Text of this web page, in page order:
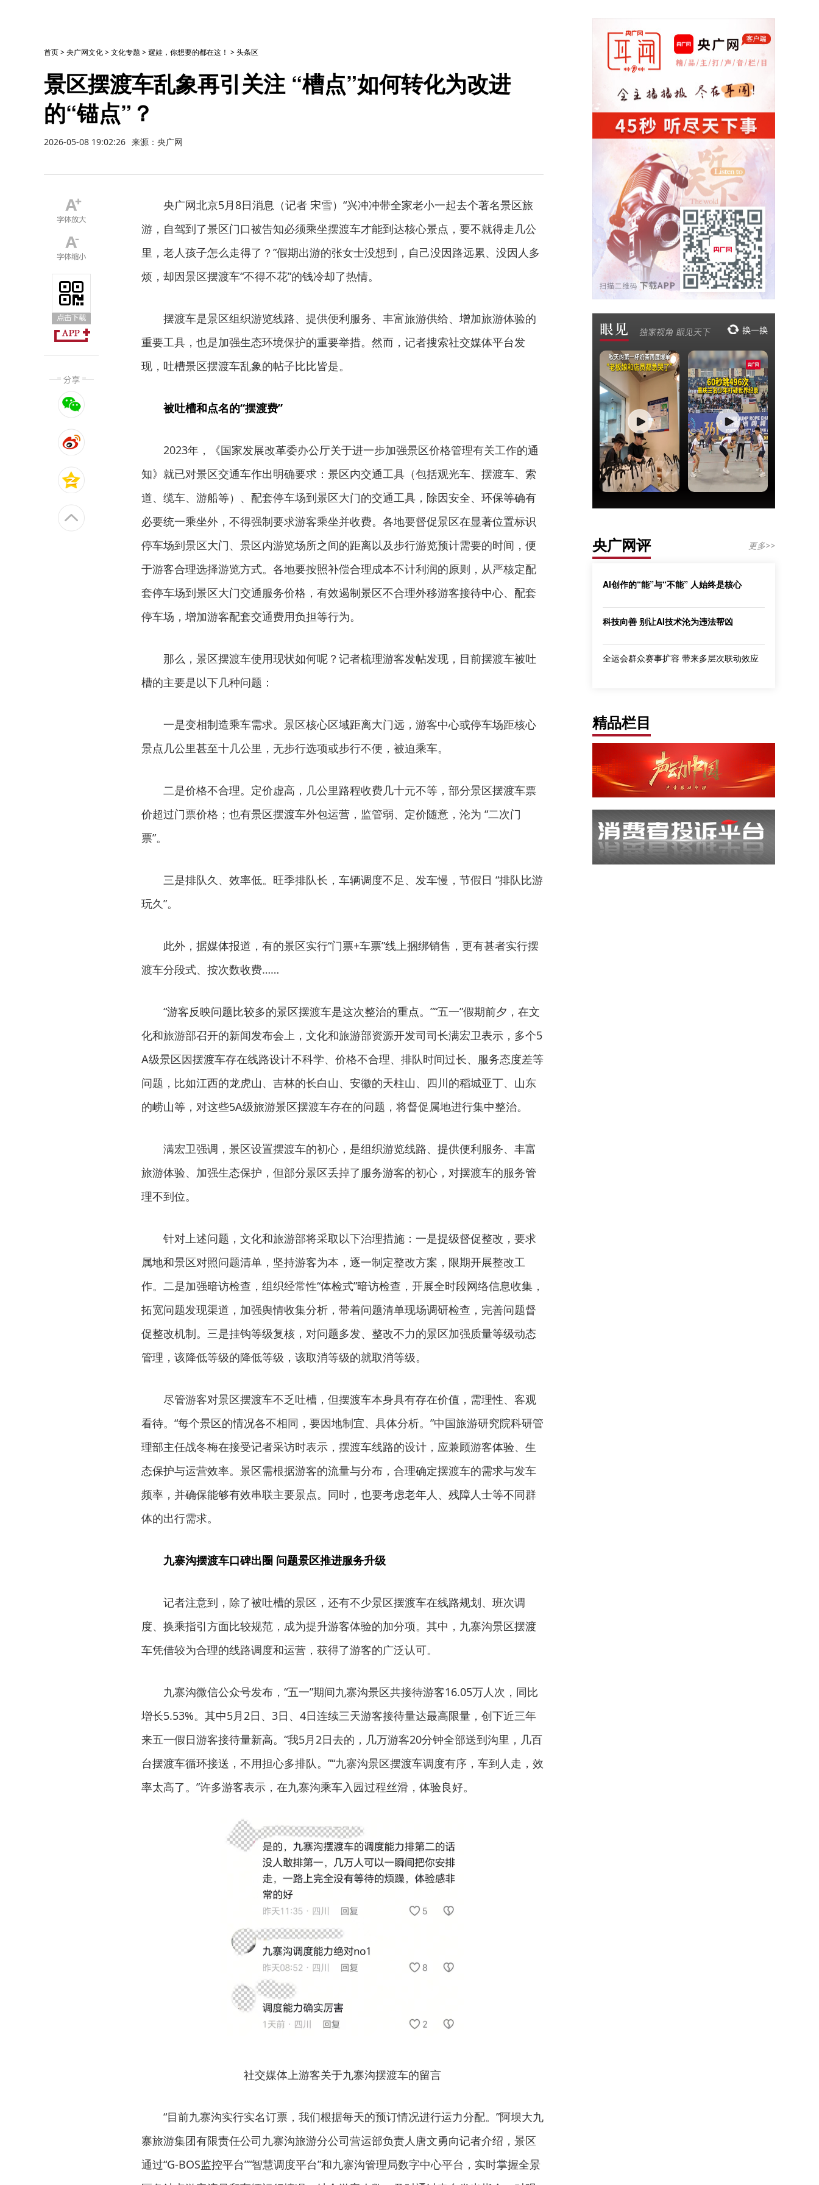
首页>央广网文化>文化专题 >遛娃，你想要的都在这！ >头条区
景区摆渡车乱象再引关注 “槽点”如何转化为改进
的“锚点”？
2026-05-08 19:02:26 来源：央广网
央广网北京5月8日消息（记者 宋雪）“兴冲冲带全家老小一起去个著名景区旅
游，自驾到了景区门口被告知必须乘坐摆渡车才能到达核心景点，要不就得走几公
里，老人孩子怎么走得了？”假期出游的张女士没想到，自己没因路远累、没因人多
烦，却因景区摆渡车“不得不花”的钱冷却了热情。
摆渡车是景区组织游览线路、提供便利服务、丰富旅游供给、增加旅游体验的
重要工具，也是加强生态环境保护的重要举措。然而，记者搜索社交媒体平台发
现，吐槽景区摆渡车乱象的帖子比比皆是。
被吐槽和点名的“摆渡费”
2023年，《国家发展改革委办公厅关于进一步加强景区价格管理有关工作的通
知》就已对景区交通车作出明确要求：景区内交通工具（包括观光车、摆渡车、索
道、缆车、游船等）、配套停车场到景区大门的交通工具，除因安全、环保等确有
必要统一乘坐外，不得强制要求游客乘坐并收费。各地要督促景区在显著位置标识
停车场到景区大门、景区内游览场所之间的距离以及步行游览预计需要的时间，便
于游客合理选择游览方式。各地要按照补偿合理成本不计利润的原则，从严核定配
套停车场到景区大门交通服务价格，有效遏制景区不合理外移游客接待中心、配套
停车场，增加游客配套交通费用负担等行为。
那么，景区摆渡车使用现状如何呢？记者梳理游客发帖发现，目前摆渡车被吐
槽的主要是以下几种问题：
一是变相制造乘车需求。景区核心区域距离大门远，游客中心或停车场距核心
景点几公里甚至十几公里，无步行选项或步行不便，被迫乘车。
二是价格不合理。定价虚高，几公里路程收费几十元不等，部分景区摆渡车票
价超过门票价格；也有景区摆渡车外包运营，监管弱、定价随意，沦为 “二次门
票”。
三是排队久、效率低。旺季排队长，车辆调度不足、发车慢，节假日 “排队比游
玩久”。
此外，据媒体报道，有的景区实行“门票+车票”线上捆绑销售，更有甚者实行摆
渡车分段式、按次数收费……
“游客反映问题比较多的景区摆渡车是这次整治的重点。”“五一”假期前夕，在文
化和旅游部召开的新闻发布会上，文化和旅游部资源开发司司长满宏卫表示，多个5
A级景区因摆渡车存在线路设计不科学、价格不合理、排队时间过长、服务态度差等
问题，比如江西的龙虎山、吉林的长白山、安徽的天柱山、四川的稻城亚丁、山东
的崂山等，对这些5A级旅游景区摆渡车存在的问题，将督促属地进行集中整治。
满宏卫强调，景区设置摆渡车的初心，是组织游览线路、提供便利服务、丰富
旅游体验、加强生态保护，但部分景区丢掉了服务游客的初心，对摆渡车的服务管
理不到位。
针对上述问题，文化和旅游部将采取以下治理措施：一是提级督促整改，要求
属地和景区对照问题清单，坚持游客为本，逐一制定整改方案，限期开展整改工
作。二是加强暗访检查，组织经常性“体检式”暗访检查，开展全时段网络信息收集，
拓宽问题发现渠道，加强舆情收集分析，带着问题清单现场调研检查，完善问题督
促整改机制。三是挂钩等级复核，对问题多发、整改不力的景区加强质量等级动态
管理，该降低等级的降低等级，该取消等级的就取消等级。
尽管游客对景区摆渡车不乏吐槽，但摆渡车本身具有存在价值，需理性、客观
看待。“每个景区的情况各不相同，要因地制宜、具体分析。”中国旅游研究院科研管
理部主任战冬梅在接受记者采访时表示，摆渡车线路的设计，应兼顾游客体验、生
态保护与运营效率。景区需根据游客的流量与分布，合理确定摆渡车的需求与发车
频率，并确保能够有效串联主要景点。同时，也要考虑老年人、残障人士等不同群
体的出行需求。
九寨沟摆渡车口碑出圈 问题景区推进服务升级
记者注意到，除了被吐槽的景区，还有不少景区摆渡车在线路规划、班次调
度、换乘指引方面比较规范，成为提升游客体验的加分项。其中，九寨沟景区摆渡
车凭借较为合理的线路调度和运营，获得了游客的广泛认可。
九寨沟微信公众号发布，“五一”期间九寨沟景区共接待游客16.05万人次，同比
增长5.53%。其中5月2日、3日、4日连续三天游客接待量达最高限量，创下近三年
来五一假日游客接待量新高。“我5月2日去的，几万游客20分钟全部送到沟里，几百
台摆渡车循环接送，不用担心多排队。”“九寨沟景区摆渡车调度有序，车到人走，效
率太高了。”许多游客表示，在九寨沟乘车入园过程丝滑，体验良好。
社交媒体上游客关于九寨沟摆渡车的留言
“目前九寨沟实行实名订票，我们根据每天的预订情况进行运力分配。”阿坝大九
寨旅游集团有限责任公司九寨沟旅游分公司营运部负责人唐文勇向记者介绍，景区
通过“G-BOS监控平台”“智慧调度平台”和九寨沟管理局数字中心平台，实时掌握全景
央广网评 更多>>
AI创作的“能”与“不能” 人始终是核心
科技向善 别让AI技术沦为违法帮凶
全运会群众赛事扩容 带来多层次联动效应
精品栏目